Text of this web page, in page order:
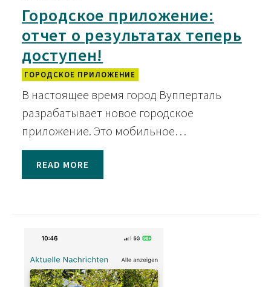
Городское приложение:
отчет о результатах теперь
доступен!
ГОРОДСКОЕ ПРИЛОЖЕНИЕ
В настоящее время город Вупперталь
разрабатывает новое городское
приложение. Это мобильное…
READ MORE